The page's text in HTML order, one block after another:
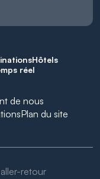
Hôtels
réel
de nous
Plan du site
retour